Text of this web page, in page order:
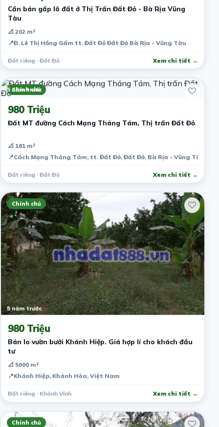
Cần bán gấp lô đất ở Thị Trấn Đất Đỏ - Bà Rịa Vũng
Tàu
📐 202 m²
📍Đ. Lê Thị Hồng Gấm tt. Đất Đỏ Đất Đỏ Bà Rịa - Vũng Tàu
Đất riêng · Đất Đỏ Xem chi tiết →
Chính chủ
5 năm trước
980 Triệu
Đất MT đường Cách Mạng Tháng Tám, Thị trấn Đất Đỏ
📐 181 m²
📍Cách Mạng Tháng Tám, tt. Đất Đỏ, Đất Đỏ, Bà Rịa - Vũng Tàu,
Đất riêng · Đất Đỏ Xem chi tiết →
Chính chủ
5 năm trước
980 Triệu
Bán lo vườn bưởi Khánh Hiệp. Giá hợp lí cho khách đầu
tư
📐 5000 m²
📍Khánh Hiệp, Khánh Hòa, Việt Nam
Đất riêng · Khánh Vĩnh Xem chi tiết →
Chính chủ